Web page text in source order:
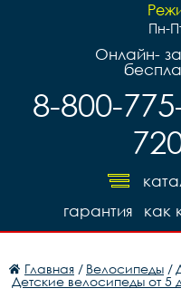
Пн-
Онлайн-
8-800-
как
гарантия
Главная / Велосипеды /
Детские велосипеды от 5